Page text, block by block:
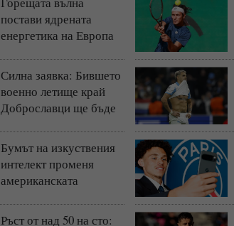
постави ядрената
енергетика на Европа
Силна заявка: Бившето
военно летище край
Доброславци ще бъде
технологичен център
(СНИМКИ + ВИДЕО)
Бумът на изкуствения
интелект променя
американската
неузнаваемост
Ръст от над 50 на сто: